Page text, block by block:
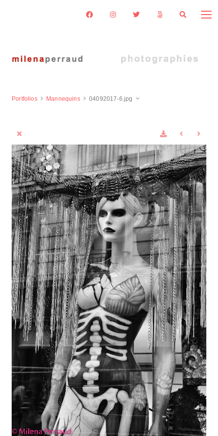
Portfolios Mannequins 04092017-6.jpg